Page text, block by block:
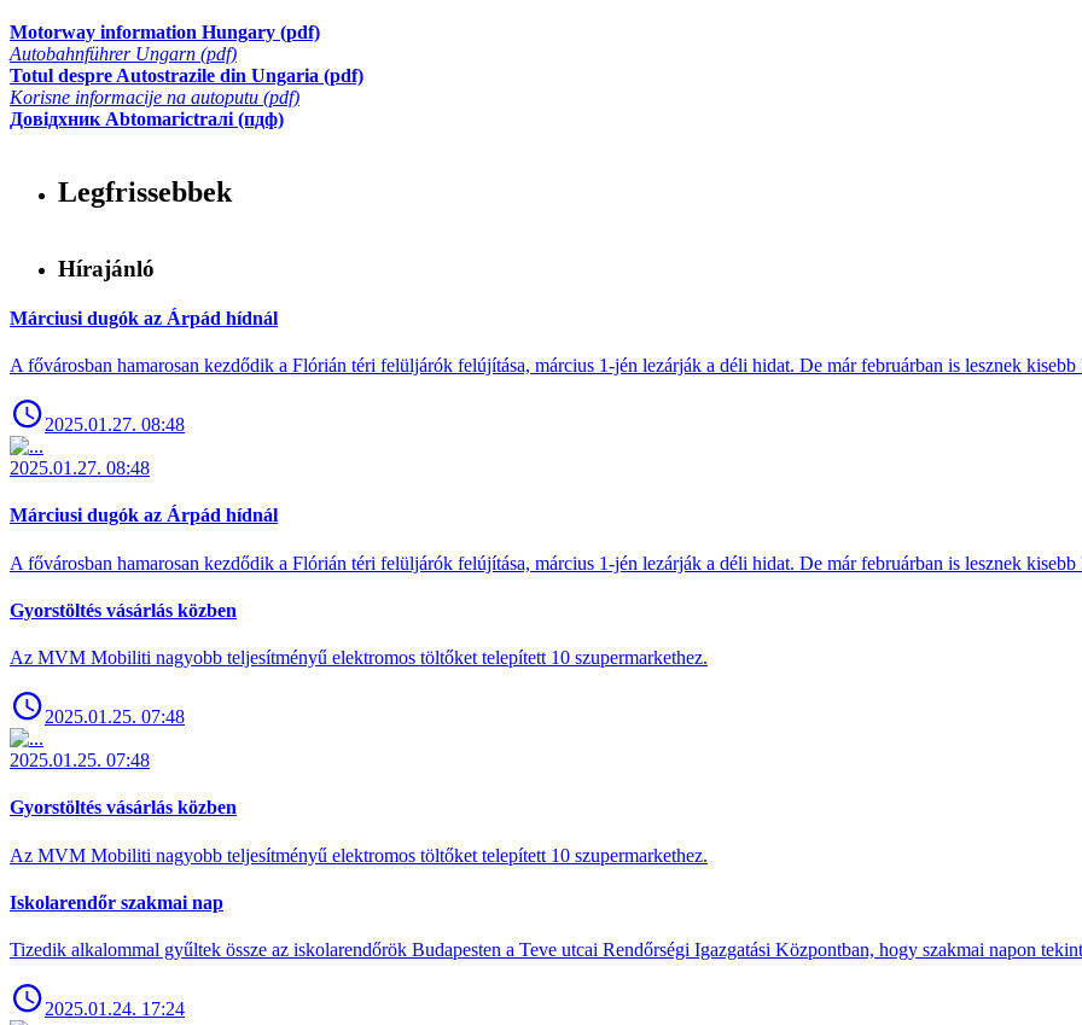
Motorway information Hungary (pdf)
Autobahnführer Ungarn (pdf)
Totul despre Autostrazile din Ungaria (pdf)
Korisne informacije na autoputu (pdf)
Довідхник Abtomaгictraлi (пдф)
Legfrissebbek
Hírajánló
Márciusi dugók az Árpád hídnál
A fővárosban hamarosan kezdődik a Flórián téri felüljárók felújítása, március 1-jén lezárják a déli hidat. De már februárban is lesznek kisebb
2025.01.27. 08:48
2025.01.27. 08:48
Márciusi dugók az Árpád hídnál
A fővárosban hamarosan kezdődik a Flórián téri felüljárók felújítása, március 1-jén lezárják a déli hidat. De már februárban is lesznek kisebb
Gyorstöltés vásárlás közben
Az MVM Mobiliti nagyobb teljesítményű elektromos töltőket telepített 10 szupermarkethez.
2025.01.25. 07:48
2025.01.25. 07:48
Gyorstöltés vásárlás közben
Az MVM Mobiliti nagyobb teljesítményű elektromos töltőket telepített 10 szupermarkethez.
Iskolarendőr szakmai nap
Tizedik alkalommal gyűltek össze az iskolarendőrök Budapesten a Teve utcai Rendőrségi Igazgatási Központban, hogy szakmai napon
2025.01.24. 17:24